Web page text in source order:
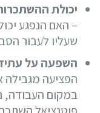
יכולת
– האם הנפגע
שעליו לעבור
השפעה על
הפציעה
במקום העבודה,